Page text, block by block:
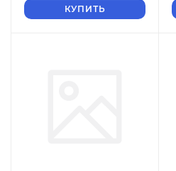
КУПИТЬ